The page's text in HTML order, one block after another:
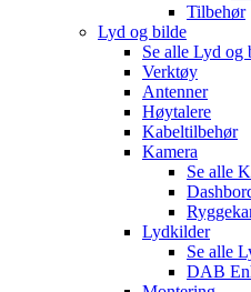
Tilbehør
Lyd og bilde
Se alle Lyd og
Verktøy
Antenner
Høytalere
Kabeltilbehør
Kamera
Se alle
Lydkilder
Se alle
DAB